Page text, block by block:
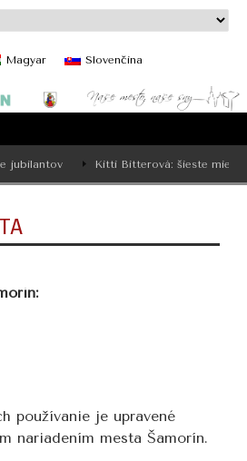
Magyar Slovenčina
jubilantov Kitti Bitterová: šieste miesto
používanie je upravené
nariadením mesta Šamorín.